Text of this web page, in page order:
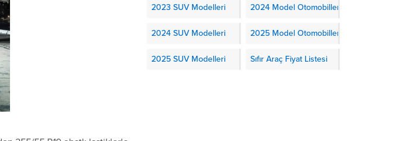
2023 SUV Modelleri 2024 Model Otomobiller
2024 SUV Modelleri 2025 Model Otomobiller
2025 SUV Modelleri Sıfır Araç Fiyat Listesi